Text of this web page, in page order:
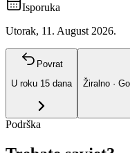
Isporuka
Utorak, 11. August 2026.
Povrat
U roku 15 dana
Žiralno ·
Podrška